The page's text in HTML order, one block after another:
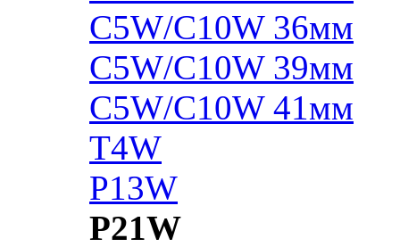
C5W/C10W 36мм
C5W/C10W 39мм
C5W/C10W 41мм
T4W
P13W
P21W